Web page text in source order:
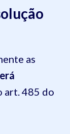
as
art. 485 do